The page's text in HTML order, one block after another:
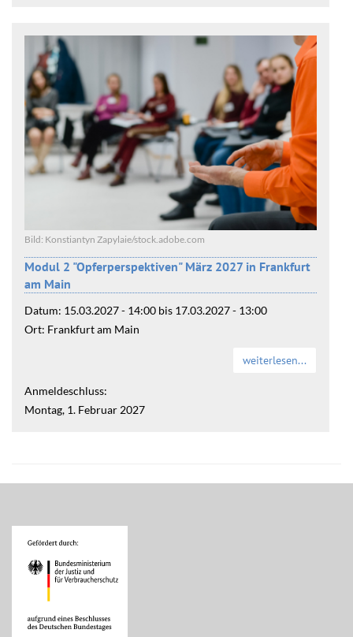
Bild: Konstiantyn Zapylaie/stock.adobe.com
Modul 2 "Opferperspektiven" März 2027 in Frankfurt
am Main
Datum: 15.03.2027 - 14:00 bis 17.03.2027 - 13:00
Ort: Frankfurt am Main
weiterlesen...
Anmeldeschluss:
Montag, 1. Februar 2027